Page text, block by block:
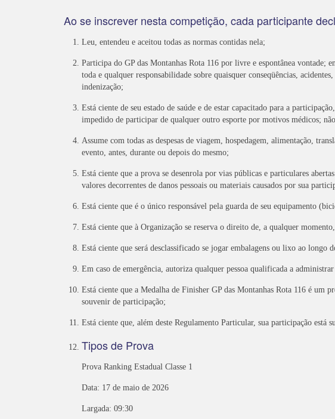
Ao se inscrever nesta competição, cada participante
Leu, entendeu e aceitou todas as normas contidas nela;
Participa do GP das Montanhas Rota 116 por livre e espontânea vontade;
toda e qualquer responsabilidade sobre quaisquer conseqüências,
indenização;
Está ciente de seu estado de saúde e de estar capacitado para a
impedido de participar de qualquer outro esporte por motivos médicos;
Assume com todas as despesas de viagem, hospedagem, alimentação,
evento, antes, durante ou depois do mesmo;
Está ciente que a prova se desenrola por vias públicas e particulares
valores decorrentes de danos pessoais ou materiais causados por sua
Está ciente que é o único responsável pela guarda de seu equipamento
Está ciente que à Organização se reserva o direito de, a qualquer
Está ciente que será desclassificado se jogar embalagens ou lixo ao longo
Em caso de emergência, autoriza qualquer pessoa qualificada a
Está ciente que a Medalha de Finisher GP das Montanhas Rota 116 é um
souvenir de participação;
Está ciente que, além deste Regulamento Particular, sua participação
Tipos de Prova
Prova Ranking Estadual Classe 1
Data: 17 de maio de 2026
Largada: 09:30